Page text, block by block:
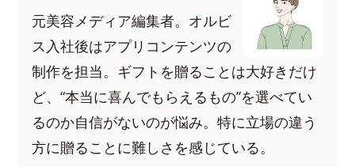
元美容メディア編集者。オルビ
ス入社後はアプリコンテンツの
制作を担当。ギフトを贈ることは大好きだけ
ど、“本当に喜んでもらえるもの”を選べてい
るのか自信がないのが悩み。特に立場の違う
方に贈ることに難しさを感じている。